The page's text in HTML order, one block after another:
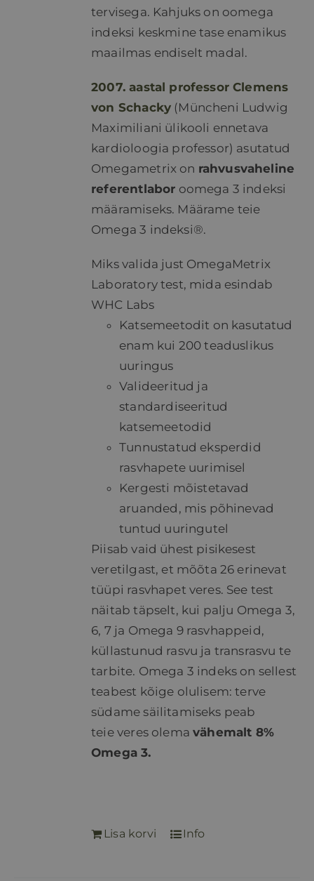
tervisega. Kahjuks on oomega
indeksi keskmine tase enamikus
maailmas endiselt madal.
2007. aastal professor Clemens
von Schacky (Müncheni Ludwig
Maximiliani ülikooli ennetava
kardioloogia professor) asutatud
Omegametrix on rahvusvaheline
referentlabor oomega 3 indeksi
määramiseks. Määrame teie
Omega 3 indeksi®.
Miks valida just OmegaMetrix
Laboratory test, mida esindab
WHC Labs
Katsemeetodit on kasutatud
enam kui 200 teaduslikus
uuringus
Valideeritud ja
standardiseeritud
katsemeetodid
Tunnustatud eksperdid
rasvhapete uurimisel
Kergesti mõistetavad
aruanded, mis põhinevad
tuntud uuringutel
Piisab vaid ühest pisikesest
veretilgast, et mõõta 26 erinevat
tüüpi rasvhapet veres. See test
näitab täpselt, kui palju Omega 3,
6, 7 ja Omega 9 rasvhappeid,
küllastunud rasvu ja transrasvu te
tarbite. Omega 3 indeks on sellest
teabest kõige olulisem: terve
südame säilitamiseks peab
teie veres olemavähemalt 8%
Omega 3.
Lisa korvi Info